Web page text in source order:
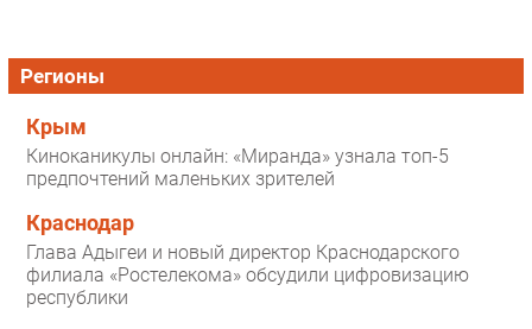
Регионы
Крым
Киноканикулы онлайн: «Миранда» узнала топ-5
предпочтений маленьких зрителей
Краснодар
Глава Адыгеи и новый директор Краснодарского
филиала «Ростелекома» обсудили цифровизацию
республики